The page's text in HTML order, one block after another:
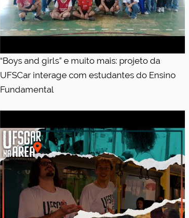
“Boys and girls” e muito mais: projeto da
UFSCar interage com estudantes do Ensino
Fundamental